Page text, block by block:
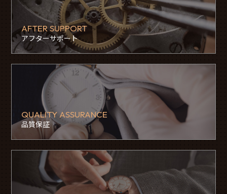
AFTER SUPPORT
アフターサポート
QUALITY ASSURANCE
品質保証